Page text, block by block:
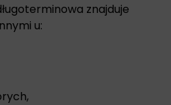
znajduje
u: